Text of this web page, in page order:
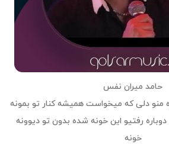
حامد میران نفس
منو دلی که میخواست همیشه کنار تو بمونه
رفتیو این خونه شده بدون تو دیوونه
خونه